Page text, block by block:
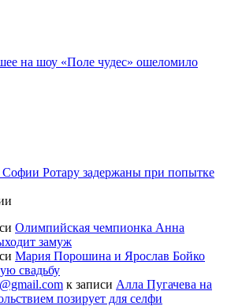
на шоу «Поле чудес» ошеломило
Ротару задержаны при попытке
Олимпийская чемпионка Анна
замуж
Мария Порошина и Ярослав Бойко
свадьбу
к записи Алла Пугачева на
позирует для селфи